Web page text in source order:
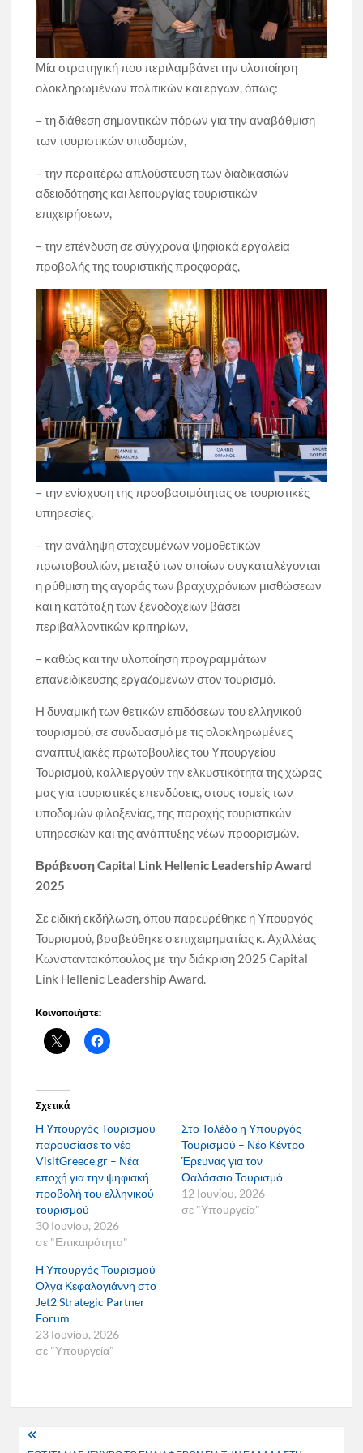
Μία στρατηγική που περιλαμβάνει την υλοποίηση
ολοκληρωμένων πολιτικών και έργων, όπως:
– τη διάθεση σημαντικών πόρων για την αναβάθμιση
των τουριστικών υποδομών,
– την περαιτέρω απλούστευση των διαδικασιών
αδειοδότησης και λειτουργίας τουριστικών
επιχειρήσεων,
– την επένδυση σε σύγχρονα ψηφιακά εργαλεία
προβολής της τουριστικής προςφοράς,
– την ενίσχυση της προσβασιμότητας σε τουριστικές
υπηρεσίες,
– την ανάληψη στοχευμένων νομοθετικών
πρωτοβουλιών, μεταξύ των οποίων συγκαταλέγονται
η ρύθμιση της αγοράς των βραχυχρόνιων μισθώσεων
και η κατάταξη των ξενοδοχείων βάσει
περιβαλλοντικών κριτηρίων,
– καθώς και την υλοποίηση προγραμμάτων
επανειδίκευσης εργαζομένων στον τουρισμό.
Η δυναμική των θετικών επιδόσεων του ελληνικού
τουρισμού, σε συνδυασμό με τις ολοκληρωμένες
αναπτυξιακές πρωτοβουλίες του Υπουργείου
Τουρισμού, καλλιεργούν την ελκυστικότητα της χώρας
μας για τουριστικές επενδύσεις, στους τομείς των
υποδομών φιλοξενίας, της παροχής τουριστικών
υπηρεσιών και της ανάπτυξης νέων προορισμών.
Βράβευση Capital Link Hellenic Leadership Award
2025
Σε ειδική εκδήλωση, όπου παρευρέθηκε η Υπουργός
Τουρισμού, βραβεύθηκε ο επιχειρηματίας κ. Αχιλλέας
Κωνσταντακόπουλος με την διάκριση 2025 Capital
Link Hellenic Leadership Award.
Κοινοποιήστε:
Σχετικά
Η Υπουργός Τουρισμού
παρουσίασε το νέο
VisitGreece.gr – Νέα
εποχή για την ψηφιακή
προβολή του ελληνικού
τουρισμού
30 Ιουνίου, 2026
σε "Επικαιρότητα"
Στο Τολέδο η Υπουργός
Τουρισμού – Νέο Κέντρο
Έρευνας για τον
Θαλάσσιο Τουρισμό
12 Ιουνίου, 2026
σε "Υπουργεία"
Η Υπουργός Τουρισμού
Όλγα Κεφαλογιάννη στο
Jet2 Strategic Partner
Forum
23 Ιουνίου, 2026
σε "Υπουργεία"
Πλοήγηση